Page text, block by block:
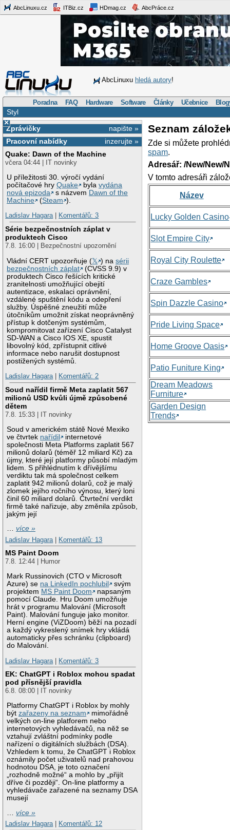
AbcLinuxu.cz ITBiz.cz HDmag.cz AbcPráce.cz
AbcLinuxu hledá autory!
Poradna FAQ Hardware Software Články Učebnice
Styl
×
napište »
Zprávičky
inzerujte »
Pracovní nabídky
Quake: Dawn of the Machine
včera 04:44 | IT novinky
U příležitosti 30. výročí vydání
počítačové hryQuake bylavydána
nová epizoda
s názvem Dawn of the
Machine
(Steam ).
Ladislav Hagara| Komentářů: 3
Série bezpečnostních záplat v
produktech Cisco
7.8. 16:00 | Bezpečnostní upozornění
Vládní CERT upozorňuje (𝕏 ) nasérii
bezpečnostních záplat
(CVSS 9.9) v
produktech Cisco řešících kritické
zranitelnosti umožňující obejití
autentizace, eskalaci oprávnění,
vzdálené spuštění kódu a odepření
služby. Úspěšné zneužití může
útočníkům umožnit získat neoprávněný
přístup k dotčeným systémům,
kompromitovat zařízení Cisco Catalyst
SD-WAN a Cisco IOS XE, spustit
libovolný kód, zpřístupnit citlivé
informace nebo narušit dostupnost
postižených systémů.
Ladislav Hagara| Komentářů: 2
Soud nařídil firmě Meta zaplatit 567
milionů USD kvůli újmě způsobené
dětem
7.8. 15:33 | IT novinky
Soud v americkém státě Nové Mexiko
ve čtvrtek nařídil
internetové
společnosti Meta Platforms zaplatit 567
milionů dolarů (téměř 12 miliard Kč) za
újmy, které její platformy působí mladým
lidem. S přihlédnutím k dřívějšímu
verdiktu tak má společnost celkem
zaplatit 942 milionů dolarů, což je malý
zlomek jejího ročního výnosu, který loni
činil 60 miliard dolarů. Čtvrteční verdikt
firmě také nařizuje, aby změnila způsob,
jakým její
…více »
Ladislav Hagara
Komentářů: 13
MS Paint Doom
7.8. 12:44 | Humor
Mark Russinovich (CTO v Microsoft
Azure) se na LinkedIn pochlubil
svým
projektem MS Paint Doom
napsaným
pomocí Claude. Hru Doom umožňuje
hrát v programu Malování (Microsoft
Paint). Malování funguje jako monitor.
Herní engine (ViZDoom) běží na pozadí
a každý vykreslený snímek hry vkládá
automaticky přes schránku (clipboard)
do Malování.
Ladislav Hagara
Komentářů: 3
EK: ChatGPT i Roblox mohou spadat
pod přísnější pravidla
6.8. 08:00 | IT novinky
Platformy ChatGPT i Roblox by mohly
býtzařazeny na seznam
mimořádně
velkých on-line platforem nebo
internetových vyhledávačů, na něž se
vztahují zvláštní podmínky podle
nařízení o digitálních službách (DSA).
Vzhledem k tomu, že ChatGPT i Roblox
oznámily počet uživatelů nad prahovou
hodnotou DSA, je toto označení
„rozhodně možné“ a mohlo by „přijít
dříve či později“. On-line platformy a
vyhledávače zařazené na seznamy DSA
musejí
…více »
Ladislav Hagara| Komentářů: 12
Seznam
Zde si můžete
spam.
Adresář: /New/New/
V tomto adresáři
Název
Lucky Golden Casino
Slot Empire City
Royal City Roulette
Craze Gambles
Spin Dazzle Casino
Pride Living Space
Home Groove Oasis
Patio Funiture King
Dream Meadows
Furniture
Garden Design
Trends